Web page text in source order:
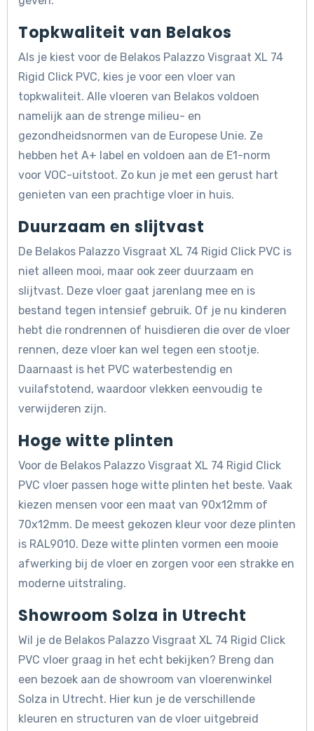
Topkwaliteit van Belakos
Als je kiest voor de Belakos Palazzo Visgraat XL 74
Rigid Click PVC, kies je voor een vloer van
topkwaliteit. Alle vloeren van Belakos voldoen
namelijk aan de strenge milieu- en
gezondheidsnormen van de Europese Unie. Ze
hebben het A+ label en voldoen aan de E1-norm
voor VOC-uitstoot. Zo kun je met een gerust hart
genieten van een prachtige vloer in huis.
Duurzaam en slijtvast
De Belakos Palazzo Visgraat XL 74 Rigid Click PVC is
niet alleen mooi, maar ook zeer duurzaam en
slijtvast. Deze vloer gaat jarenlang mee en is
bestand tegen intensief gebruik. Of je nu kinderen
hebt die rondrennen of huisdieren die over de vloer
rennen, deze vloer kan wel tegen een stootje.
Daarnaast is het PVC waterbestendig en
vuilafstotend, waardoor vlekken eenvoudig te
verwijderen zijn.
Hoge witte plinten
Voor de Belakos Palazzo Visgraat XL 74 Rigid Click
PVC vloer passen hoge witte plinten het beste. Vaak
kiezen mensen voor een maat van 90x12mm of
70x12mm. De meest gekozen kleur voor deze plinten
is RAL9010. Deze witte plinten vormen een mooie
afwerking bij de vloer en zorgen voor een strakke en
moderne uitstraling.
Showroom Solza in Utrecht
Wil je de Belakos Palazzo Visgraat XL 74 Rigid Click
PVC vloer graag in het echt bekijken? Breng dan
een bezoek aan de showroom van vloerenwinkel
Solza in Utrecht. Hier kun je de verschillende
kleuren en structuren van de vloer uitgebreid